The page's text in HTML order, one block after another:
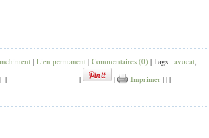
| Lien permanent | Commentaires (0) | Tags : avocat,
| | | | Imprimer | | |